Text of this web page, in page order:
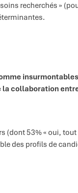
recherchés »
la collaboration
(dont 53% « oui,
des profils de